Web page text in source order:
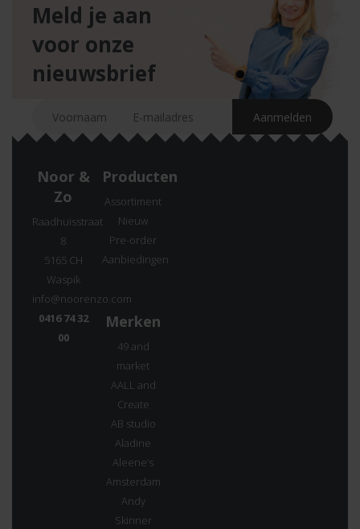
Meld je aan
voor onze
nieuwsbrief
Noor &
Zo
Raadhuisstraat
8
5165 CH
Waspik
info@noorenzo.com
0416 74 32
00
Producten
Assortiment
Nieuw
Pre-order
Aanbiedingen
Merken
49 and
market
AALL and
Create
AB studio
Aladine
Aleene’s
Amsterdam
Andy
Skinner